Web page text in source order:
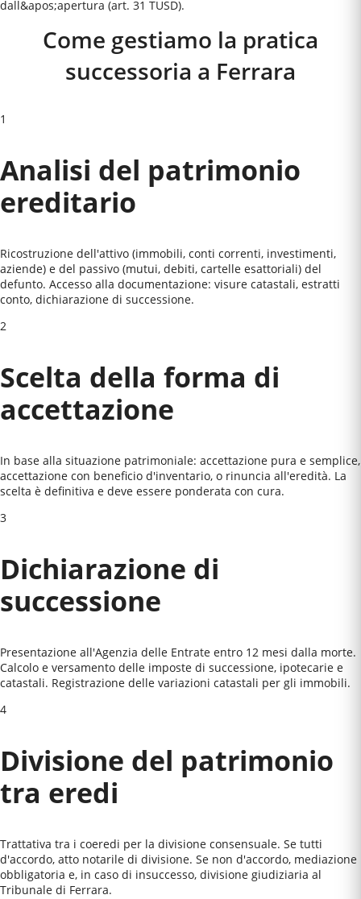
dall&apos;apertura (art. 31 TUSD).
Come gestiamo la pratica
successoria a Ferrara
1
Analisi del patrimonio
ereditario
Ricostruzione dell'attivo (immobili, conti correnti, investimenti,
aziende) e del passivo (mutui, debiti, cartelle esattoriali) del
defunto. Accesso alla documentazione: visure catastali, estratti
conto, dichiarazione di successione.
2
Scelta della forma di
accettazione
In base alla situazione patrimoniale: accettazione pura e semplice,
accettazione con beneficio d'inventario, o rinuncia all'eredità. La
scelta è definitiva e deve essere ponderata con cura.
3
Dichiarazione di
successione
Presentazione all'Agenzia delle Entrate entro 12 mesi dalla morte.
Calcolo e versamento delle imposte di successione, ipotecarie e
catastali. Registrazione delle variazioni catastali per gli immobili.
4
Divisione del patrimonio
tra eredi
Trattativa tra i coeredi per la divisione consensuale. Se tutti
d'accordo, atto notarile di divisione. Se non d'accordo, mediazione
obbligatoria e, in caso di insuccesso, divisione giudiziaria al
Tribunale di Ferrara.